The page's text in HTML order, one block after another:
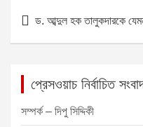
P
ড. আব্দুল হক তালুকদারকে
প্রেসওয়াচ নির্বাচিত
সম্পর্ক – দিপু সিদ্দিকী